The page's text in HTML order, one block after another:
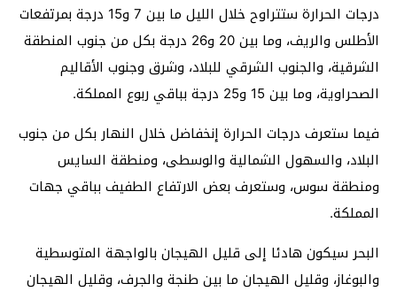
درجات الحرارة ستتراوح خلال الليل ما بين 7 و15 درجة بمرتفعات
الأطلس والريف، وما بين 20 و26 درجة بكل من جنوب المنطقة
الشرقية، والجنوب الشرقي للبلاد، وشرق وجنوب الأقاليم
الصحراوية، وما بين 15 و25 درجة بباقي ربوع المملكة.
فيما ستعرف درجات الحرارة إنخفاضل خلال النهار بكل من جنوب
البلاد، والسهول الشمالية والوسطى، ومنطقة السايس
ومنطقة سوس، وستعرف بعض الارتفاع الطفيف بباقي جهات
المملكة.
البحر سيكون هادئا إلى قليل الهيجان بالواجهة المتوسطية
والبوغاز، وقليل الهيجان ما بين طنجة والجرف، وقليل الهيجان